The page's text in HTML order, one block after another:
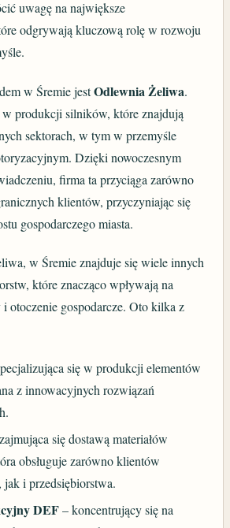
uwagę na największe
odgrywają kluczową rolę w rozwoju
w Śremie jestOdlewnia Żeliwa.
w produkcji silników, które znajdują
sektorach, w tym w przemyśle
Dzięki nowoczesnym
firma ta przyciąga zarówno
klientów, przyczyniając się
gospodarczego miasta.
w Śremie znajduje się wiele innych
które znacząco wpływają na
otoczenie gospodarcze. Oto kilka z
się w produkcji elementów
z innowacyjnych rozwiązań
się dostawą materiałów
obsługuje zarówno klientów
i przedsiębiorstwa.
DEF– koncentrujący się na